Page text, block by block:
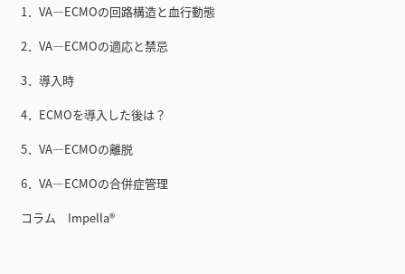
1．VA—ECMOの回路構造と血行動態
2．VA—ECMOの適応と禁忌
3．導入時
4．ECMOを導入した後は？
5．VA—ECMOの離脱
6．VA—ECMOの合併症管理
コラム Impella®